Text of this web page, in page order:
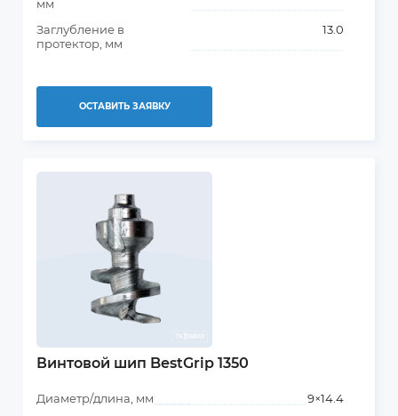
мм
Заглубление в
протектор, мм
13.0
ОСТАВИТЬ ЗАЯВКУ
Винтовой шип BestGrip 1350
Диаметр/длина, мм
9×14.4